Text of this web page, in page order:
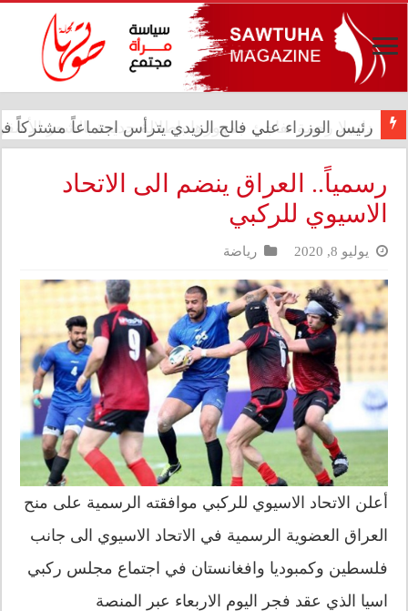
رئيس الوزراء علي فالح الزيدي يترأس اجتماعاً مشتركاً في
رسمياً.. العراق ينضم الى الاتحاد
الاسيوي للركبي
يوليو 8, 2020 رياضة
أعلن الاتحاد الاسيوي للركبي موافقته الرسمية على منح
العراق العضوية الرسمية في الاتحاد الاسيوي الى جانب
فلسطين وكمبوديا وافغانستان في اجتماع مجلس ركبي
اسيا الذي عقد فجر اليوم الاربعاء عبر المنصة